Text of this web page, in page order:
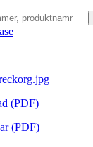
(PDF)
(PDF)